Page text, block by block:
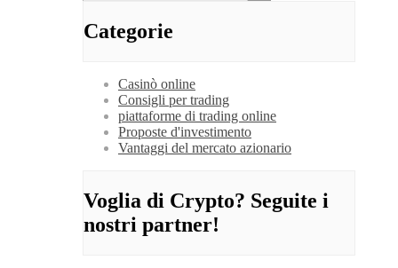
Categorie
Casinò online
Consigli per trading
piattaforme di trading online
Proposte d'investimento
Vantaggi del mercato azionario
Voglia di Crypto? Seguite i
nostri partner!